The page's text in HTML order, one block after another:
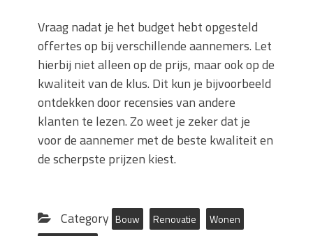
Vraag nadat je het budget hebt opgesteld
offertes op bij verschillende aannemers. Let
hierbij niet alleen op de prijs, maar ook op de
kwaliteit van de klus. Dit kun je bijvoorbeeld
ontdekken door recensies van andere
klanten te lezen. Zo weet je zeker dat je
voor de aannemer met de beste kwaliteit en
de scherpste prijzen kiest.
Category Bouw Renovatie
Wonen